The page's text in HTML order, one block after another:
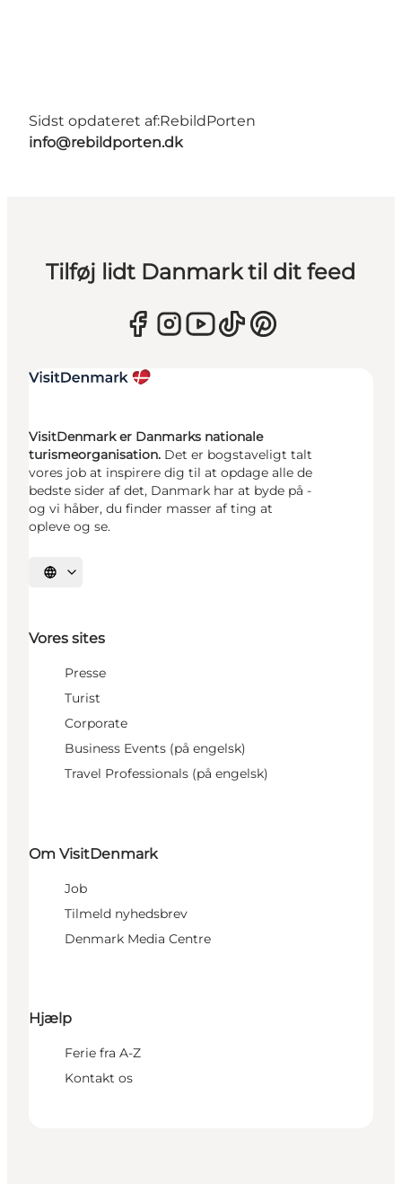
Sidst opdateret af:RebildPorten
info@rebildporten.dk
Tilføj lidt Danmark til dit feed
VisitDenmark er Danmarks nationale
turismeorganisation. Det er bogstaveligt talt
vores job at inspirere dig til at opdage alle de
bedste sider af det, Danmark har at byde på -
og vi håber, du finder masser af ting at
opleve og se.
Vælg sprog
Vores sites
Presse
Turist
Corporate
Business Events (på engelsk)
Travel Professionals (på engelsk)
Om VisitDenmark
Job
Tilmeld nyhedsbrev
Denmark Media Centre
Hjælp
Ferie fra A-Z
Kontakt os